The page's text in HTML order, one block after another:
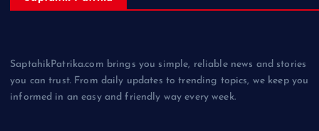
SaptahikPatrika.com brings you simple, reliable news and stories
you can trust. From daily updates to trending topics, we keep you
informed in an easy and friendly way every week.